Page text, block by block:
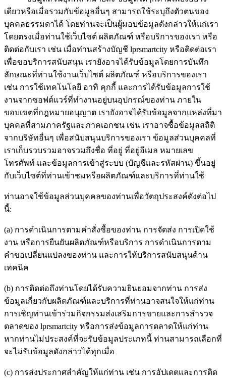
เดียวหรือเมื่อรวมกับข้อมูลอื่นๆ สามารถใช้ระบุถึงตัวตนของ
บุคคลธรรมดาได้ โดยท่านจะเป็นผู้มอบข้อมูลดังกล่าวให้แก่เรา
โดยตรงเมื่อท่านใช้เว็บไซต์ ผลิตภัณฑ์ หรือบริการของเรา หรือ
ติดต่อกับเรา เช่น เมื่อท่านสร้างบัญชี lprsmartcity หรือติดต่อเรา
เพื่อขอบริการสนับสนุน เรายังอาจได้รับข้อมูลโดยการบันทึก
ลักษณะที่ท่านใช้งานเว็บไซต์ ผลิตภัณฑ์ หรือบริการของเรา
เช่น การใช้เทคโนโลยี อาทิ คุกกี้ และการได้รับข้อมูลการใช้
งานจากซอฟต์แวร์ที่ทำงานอยู่บนอุปกรณ์ของท่าน ภายใน
ขอบเขตที่กฎหมายอนุญาต เรายังอาจได้รับข้อมูลจากแหล่งที่มา
บุคคลที่สามภาครัฐและภาคเอกชน เช่น เราอาจซื้อข้อมูลสถิติ
จากบริษัทอื่นๆ เพื่อสนับสนุนบริการของเรา ข้อมูลส่วนบุคคลที่
เราเก็บรวบรวมอาจรวมถึงชื่อ ที่อยู่ ที่อยู่อีเมล หมายเลข
โทรศัพท์ และข้อมูลการเข้าสู่ระบบ (บัญชีและรหัสผ่าน) ขึ้นอยู่
กับเว็บไซต์ที่ท่านเข้าชมหรือผลิตภัณฑ์และบริการที่ท่านใช้
ท่านอาจใช้ข้อมูลส่วนบุคคลของท่านเพื่อวัตถุประสงค์ดังต่อไป
นี้:
(a) การดำเนินการตามคำสั่งซื้อของท่าน การจัดส่ง การเปิดใช้
งาน หรือการยืนยันผลิตภัณฑ์หรือบริการ การดำเนินการตาม
คำขอเปลี่ยนแปลงของท่าน และการให้บริการสนับสนุนด้าน
เทคนิค
(b) การติดต่อถึงท่านโดยได้รับความยินยอมจากท่าน การส่ง
ข้อมูลเกี่ยวกับผลิตภัณฑ์และบริการที่ท่านอาจสนใจให้แก่ท่าน
การเชิญท่านเข้าร่วมกิจกรรมส่งเสริมการขายและการสำรวจ
ตลาดของ lprsmartcity หรือการส่งข้อมูลการตลาดให้แก่ท่าน
หากท่านไม่ประสงค์ที่จะรับข้อมูลประเภทนี้ ท่านสามารถเลือกที่
จะไม่รับข้อมูลดังกล่าวได้ทุกเมื่อ
(c) การส่งประกาศสำคัญให้แก่ท่าน เช่น การอัปเดตและการติด